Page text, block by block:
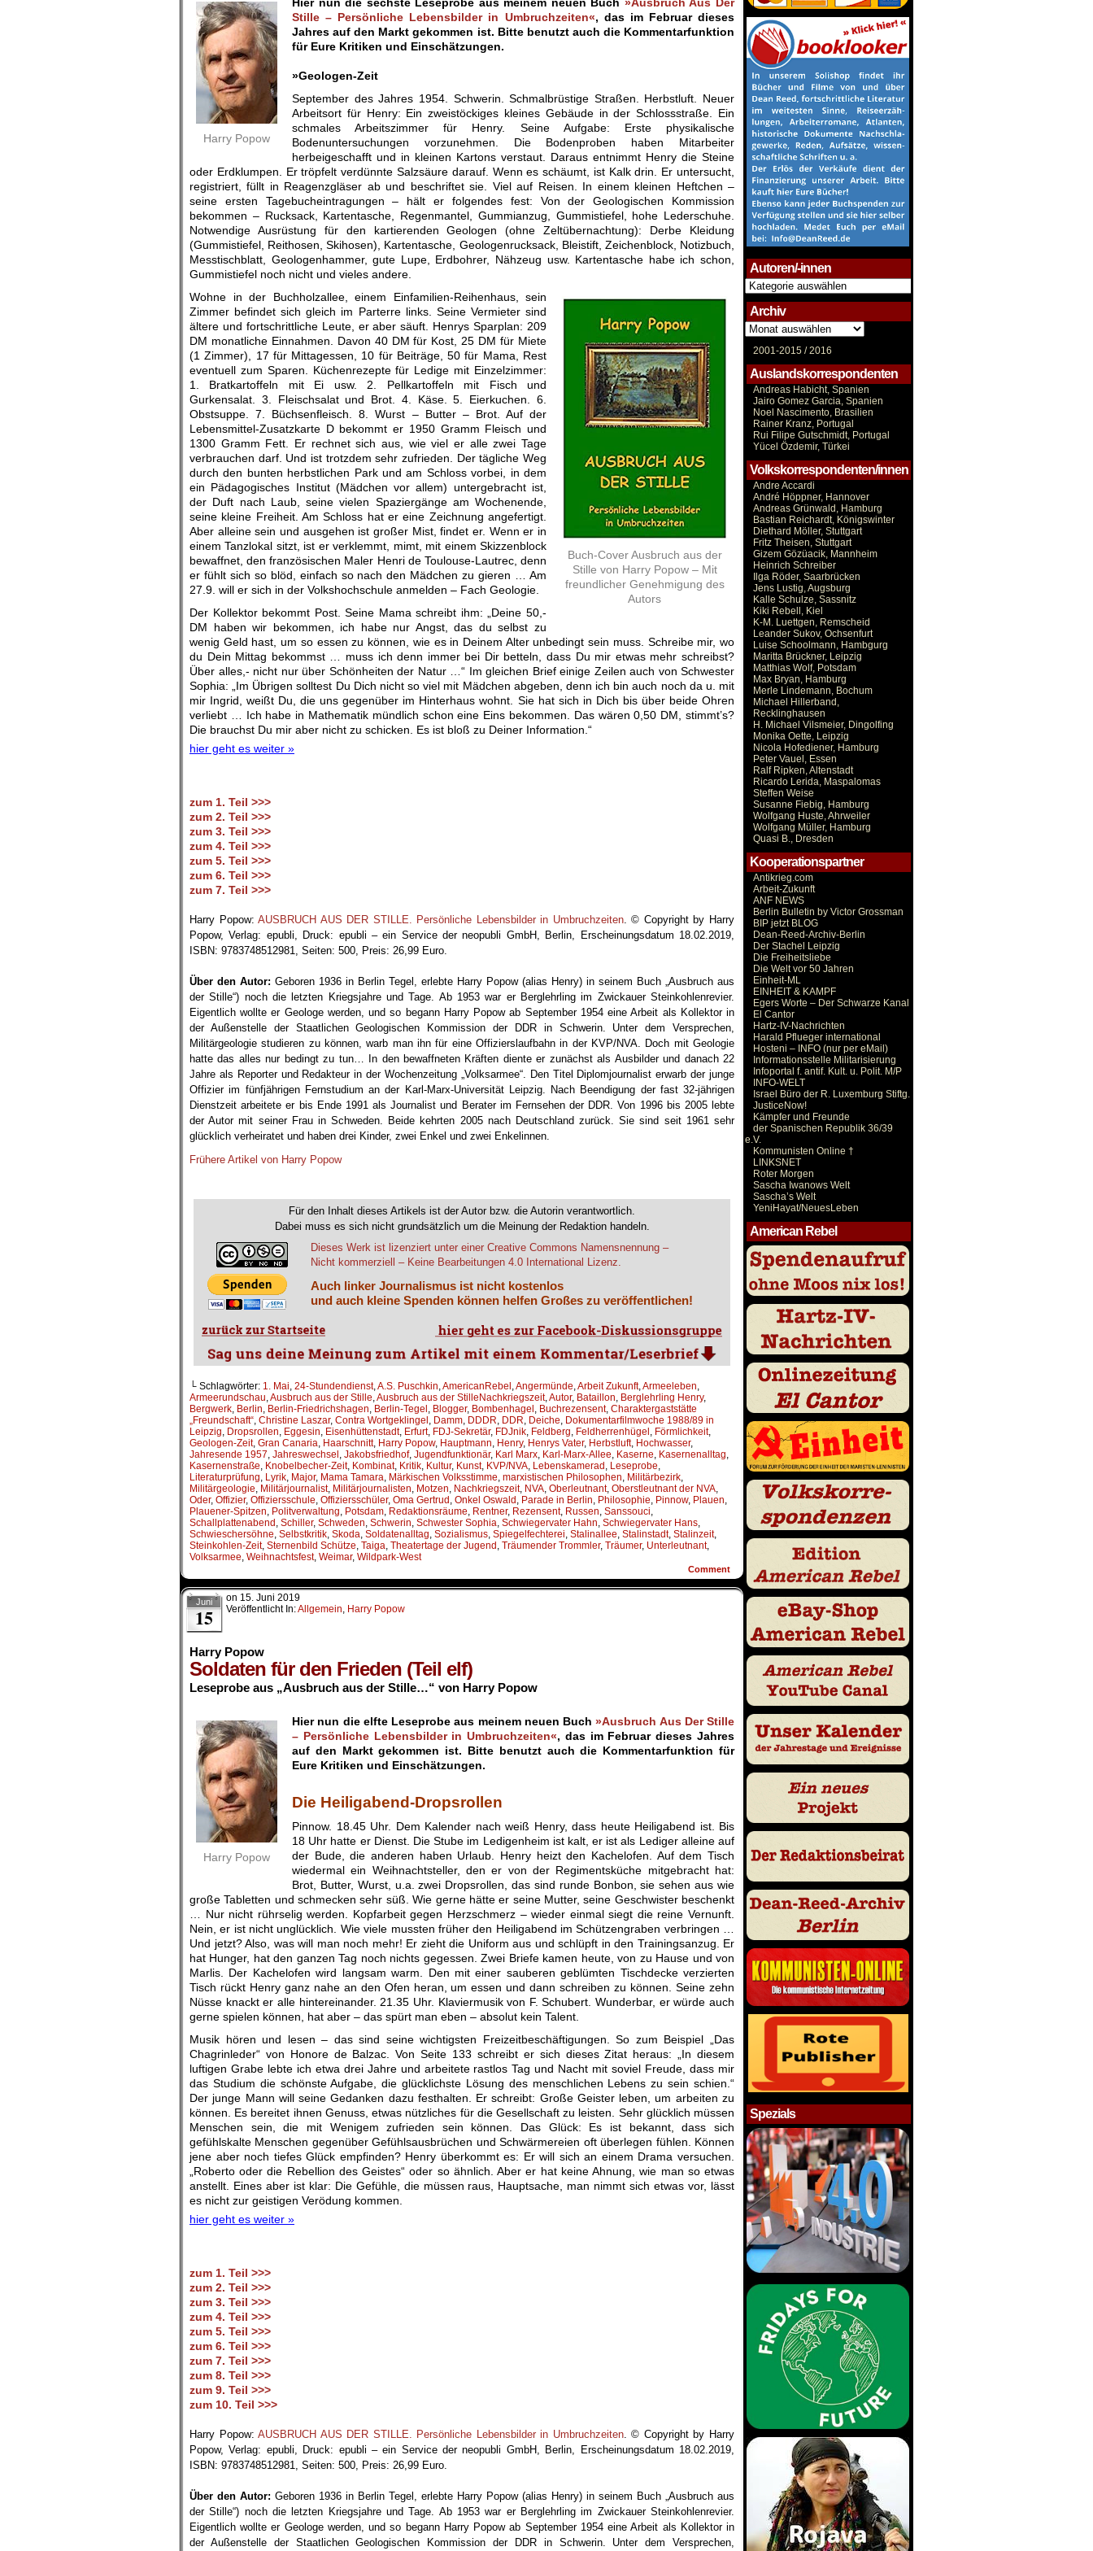
Harry Popow
Stille – Persönliche Lebensbilder in Umbruchzeiten«, das im Februar dieses
Jahres auf den Markt gekommen ist. Bitte benutzt auch die Kommentarfunktion
für Eure Kritiken und Einschätzungen.
»Geologen-Zeit
September des Jahres 1954. Schwerin. Schmalbrüstige Straßen. Herbstluft. Neuer
Arbeitsort für Henry: Ein zweistöckiges kleines Gebäude in der Schlossstraße. Ein
schmales Arbeitszimmer für Henry. Seine Aufgabe: Erste physikalische
Bodenuntersuchungen vorzunehmen. Die Bodenproben haben Mitarbeiter
herbeigeschafft und in kleinen Kartons verstaut. Daraus entnimmt Henry die Steine
oder Erdklumpen. Er tröpfelt verdünnte Salzsäure darauf. Wenn es schäumt, ist Kalk drin. Er untersucht,
registriert, füllt in Reagenzgläser ab und beschriftet sie. Viel auf Reisen. In einem kleinen Heftchen –
seine ersten Tagebucheintragungen – hält er folgendes fest: Von der Geologischen Kommission
bekommen – Rucksack, Kartentasche, Regenmantel, Gummianzug, Gummistiefel, hohe Lederschuhe.
Notwendige Ausrüstung für den kartierenden Geologen (ohne Zeltübernachtung): Derbe Kleidung
(Gummistiefel, Reithosen, Skihosen), Kartentasche, Geologenrucksack, Bleistift, Zeichenblock, Notizbuch,
Messtischblatt, Geologenhammer, gute Lupe, Erdbohrer, Nähzeug usw. Kartentasche habe ich schon,
Gummistiefel noch nicht und vieles andere.
Buch-Cover Ausbruch aus der
Stille von Harry Popow – Mit
freundlicher Genehmigung des
Autors
Wohne in der Buchholzallee, einem Einfamilien-Reihenhaus, sein
Zimmer befindet sich gleich im Parterre links. Seine Vermieter sind
ältere und fortschrittliche Leute, er aber säuft. Henrys Sparplan: 209
DM monatliche Einnahmen. Davon 40 DM für Kost, 25 DM für Miete
(1 Zimmer), 17 für Mittagessen, 10 für Beiträge, 50 für Mama, Rest
eventuell zum Sparen. Küchenrezepte für Ledige mit Einzelzimmer:
1. Bratkartoffeln mit Ei usw. 2. Pellkartoffeln mit Fisch und
Gurkensalat. 3. Fleischsalat und Brot. 4. Käse. 5. Eierkuchen. 6.
Obstsuppe. 7. Büchsenfleisch. 8. Wurst – Butter – Brot. Auf der
Lebensmittel-Zusatzkarte D bekommt er 1950 Gramm Fleisch und
1300 Gramm Fett. Er rechnet sich aus, wie viel er alle zwei Tage
verbrauchen darf. Und ist trotzdem sehr zufrieden. Der tägliche Weg
durch den bunten herbstlichen Park und am Schloss vorbei, in dem
ein Pädagogisches Institut (Mädchen vor allem) untergebracht ist,
der Duft nach Laub, seine vielen Spaziergänge am Wochenende,
seine kleine Freiheit. Am Schloss hat er eine Zeichnung angefertigt.
Aber alleine sein und ausgehen ist großer Mist, findet er. Wenn er in
einem Tanzlokal sitzt, ist er verklemmt, mimt, mit einem Skizzenblock
bewaffnet, den französischen Maler Henri de Toulouse-Lautrec, denn
er fühlt sich so blöd, einfach so nach den Mädchen zu gieren … Am
27.9. will er sich in der Volkshochschule anmelden – Fach Geologie.
Der Kollektor bekommt Post. Seine Mama schreibt ihm: „Deine 50,-
DM haben wir bekommen, ich habe nur Angst, das du selbst zu
wenig Geld hast, um so essen zu können, wie es in Deinem Alter unbedingt sein muss. Schreibe mir, wo
du Dein Mittag bekommst … muss ich denn immer bei Dir betteln, dass Du mir etwas mehr schreibst?
Über alles,- nicht nur über Schönheiten der Natur …“ Im gleichen Brief einige Zeilen auch von Schwester
Sophia: „Im Übrigen solltest Du Dich nicht so viel mit Mädchen abgeben, denn ich bin auch noch da u. mit
mir Ingrid, weißt Du, die uns gegenüber im Hinterhaus wohnt. Sie hat sich in Dich bis über beide Ohren
verliebt … Ich habe in Mathematik mündlich schon eine Eins bekommen. Das wären 0,50 DM, stimmt’s?
Die brauchst Du mir aber nicht zu schicken. Es ist bloß zu Deiner Information.“
hier geht es weiter »
zum 1. Teil >>>
zum 2. Teil >>>
zum 3. Teil >>>
zum 4. Teil >>>
zum 5. Teil >>>
zum 6. Teil >>>
zum 7. Teil >>>
Harry Popow:AUSBRUCH AUS DER STILLE. Persönliche Lebensbilder in Umbruchzeiten. © Copyright by Harry
Popow, Verlag: epubli, Druck: epubli – ein Service der neopubli GmbH, Berlin, Erscheinungsdatum 18.02.2019,
ISBN: 9783748512981, Seiten: 500, Preis: 26,99 Euro.
Über den Autor: Geboren 1936 in Berlin Tegel, erlebte Harry Popow (alias Henry) in seinem Buch „Ausbruch aus
der Stille“) noch die letzten Kriegsjahre und Tage. Ab 1953 war er Berglehrling im Zwickauer Steinkohlenrevier.
Eigentlich wollte er Geologe werden, und so begann Harry Popow ab September 1954 eine Arbeit als Kollektor in
der Außenstelle der Staatlichen Geologischen Kommission der DDR in Schwerin. Unter dem Versprechen,
Militärgeologie studieren zu können, warb man ihn für eine Offizierslaufbahn in der KVP/NVA. Doch mit Geologie
hatte das alles nur bedingt zu tun… In den bewaffneten Kräften diente er zunächst als Ausbilder und danach 22
Jahre als Reporter und Redakteur in der Wochenzeitung „Volksarmee“. Den Titel Diplomjournalist erwarb der junge
Offizier im fünfjährigen Fernstudium an der Karl-Marx-Universität Leipzig. Nach Beendigung der fast 32-jährigen
Dienstzeit arbeitete er bis Ende 1991 als Journalist und Berater im Fernsehen der DDR. Von 1996 bis 2005 lebte
der Autor mit seiner Frau in Schweden. Beide kehrten 2005 nach Deutschland zurück. Sie sind seit 1961 sehr
glücklich verheiratet und haben drei Kinder, zwei Enkel und zwei Enkelinnen.
Frühere Artikel von Harry Popow
Für den Inhalt dieses Artikels ist der Autor bzw. die Autorin verantwortlich.
Dabei muss es sich nicht grundsätzlich um die Meinung der Redaktion handeln.
Dieses Werk ist lizenziert unter einer Creative Commons Namensnennung –
Nicht kommerziell – Keine Bearbeitungen 4.0 International Lizenz.
Auch linker Journalismus ist nicht kostenlos
und auch kleine Spenden können helfen Großes zu veröffentlichen!
└ Schlagwörter: 1. Mai, 24-Stundendienst,A.S. Puschkin,AmericanRebel ,Angermünde,Arbeit Zukunft,Armeeleben,
Armeerundschau,Ausbruch aus der Stille,Ausbruch aus der StilleNachkriegszeit,Autor, Bataillon, Berglehrling Henry,
Bergwerk, Berlin, Berlin-Friedrichshagen, Berlin-Tegel , Blogger, Bombenhagel , Buchrezensent, Charaktergaststätte
„Freundschaft“, Christine Laszar, Contra Wortgeklingel , Damm, DDDR, DDR, Deiche, Dokumentarfilmwoche 1988/89 in
Leipzig, Dropsrollen, Eggesin, Eisenhüttenstadt, Erfurt, FDJ-Sekretär, FDJnik, Feldberg, Feldherrenhügel , Förmlichkeit,
Geologen-Zeit, Gran Canaria, Haarschnitt, Harry Popow, Hauptmann, Henry, Henrys Vater, Herbstluft, Hochwasser,
Jahresende 1957, Jahreswechsel , Jakobsfriedhof, Jugendfunktionär, Karl Marx, Karl-Marx-Allee, Kaserne, Kasernenalltag,
Kasernenstraße, Knobelbecher-Zeit, Kombinat, Kritik, Kultur, Kunst, KVP/NVA, Lebenskamerad , Leseprobe,
Literaturprüfung, Lyrik, Major, Mama Tamara, Märkischen Volksstimme, marxistischen Philosophen, Militärbezirk,
Militärgeologie, Militärjournalist, Militärjournalisten, Motzen, Nachkriegszeit, NVA, Oberleutnant, Oberstleutnant der NVA,
Oder, Offizier, Offiziersschule, Offiziersschüler, Oma Gertrud , Onkel Oswald , Parade in Berlin, Philosophie, Pinnow, Plauen,
Plauener-Spitzen, Politverwaltung, Potsdam, Redaktionsräume, Rentner, Rezensent, Russen, Sanssouci,
Schallplattenabend , Schiller, Schweden, Schwerin, Schwester Sophia, Schwiegervater Hahn, Schwiegervater Hans,
Schwieschersöhne, Selbstkritik, Skoda, Soldatenalltag, Sozialismus, Spiegelfechterei, Stalinallee, Stalinstadt, Stalinzeit,
Steinkohlen-Zeit, Sternenbild Schütze, Taiga, Theatertage der Jugend , Träumender Trommler, Träumer, Unterleutnant,
Volksarmee, Weihnachtsfest, Weimar, Wildpark-West
Comment
Juni
15
on 15. Juni 2019
Veröffentlicht In:Allgemein, Harry Popow
Harry Popow
Soldaten für den Frieden (Teil elf)
Leseprobe aus „Ausbruch aus der Stille…“ von Harry Popow
Harry Popow
Hier nun die elfte Leseprobe aus meinem neuen Buch»Ausbruch Aus Der Stille
– Persönliche Lebensbilder in Umbruchzeiten«, das im Februar dieses Jahres
auf den Markt gekommen ist. Bitte benutzt auch die Kommentarfunktion für
Eure Kritiken und Einschätzungen.
Die Heiligabend-Dropsrollen
Pinnow. 18.45 Uhr. Dem Kalender nach weiß Henry, dass heute Heiligabend ist. Bis
18 Uhr hatte er Dienst. Die Stube im Ledigenheim ist kalt, er ist als Lediger alleine auf
der Bude, die anderen haben Urlaub. Henry heizt den Kachelofen. Auf dem Tisch
wiedermal ein Weihnachtsteller, den er von der Regimentsküche mitgebracht hat:
Brot, Butter, Wurst, u.a. zwei Dropsrollen, das sind runde Bonbon, sie sehen aus wie
große Tabletten und schmecken sehr süß. Wie gerne hätte er seine Mutter, seine Geschwister beschenkt
… Nur nicht rührselig werden. Kopfarbeit gegen Herzschmerz – wieder einmal siegt die reine Vernunft.
Nein, er ist nicht unglücklich. Wie viele mussten früher den Heiligabend im Schützengraben verbringen …
Und jetzt? Also, was will man noch mehr! Er zieht die Uniform aus und schlüpft in den Trainingsanzug. Er
hat Hunger, hat den ganzen Tag noch nichts gegessen. Zwei Briefe kamen heute, von zu Hause und von
Marlis. Der Kachelofen wird langsam warm. Den mit einer sauberen geblümten Tischdecke verzierten
Tisch rückt Henry ganz nahe an den Ofen heran, um essen und dann schreiben zu können. Seine zehn
Nüsse knackt er alle hintereinander. 21.35 Uhr. Klaviermusik von F. Schubert. Wunderbar, er würde auch
gerne spielen können, hat aber – das spürt man eben – absolut kein Talent.
Musik hören und lesen – das sind seine wichtigsten Freizeitbeschäftigungen. So zum Beispiel „Das
Chagrinleder“ von Honore de Balzac. Von Seite 133 schreibt er sich dieses Zitat heraus: „In diesem
luftigen Grabe lebte ich etwa drei Jahre und arbeitete rastlos Tag und Nacht mit soviel Freude, dass mir
das Studium die schönste Aufgabe, die glücklichste Lösung des menschlichen Lebens zu sein schien.“
Der junge Mann will seine Gedanken dazu festhalten. Er schreibt: Große Geister leben, um arbeiten zu
können. Es bereitet ihnen Genuss, etwas nützliches für die Gesellschaft zu leisten. Sehr glücklich müssen
Menschen sein, die mit Wenigem zufrieden sein können. Das Glück: Es ist bekannt, dass sich
gefühlskalte Menschen gegenüber Gefühlsausbrüchen und Schwärmereien oft überlegen fühlen. Können
jene aber noch tiefes Glück empfinden? Henry überkommt es: Er will sich an einem Drama versuchen.
„Roberto oder die Rebellion des Geistes“ oder so ähnlich. Aber er hat keine Ahnung, wie man so etwas
anstellt. Eines aber ist klar: Die Gefühle, die müssen raus, Hauptsache, man nimmt sich etwas vor, lässt
es nicht zur geistigen Verödung kommen.
hier geht es weiter »
zum 1. Teil >>>
zum 2. Teil >>>
zum 3. Teil >>>
zum 4. Teil >>>
zum 5. Teil >>>
zum 6. Teil >>>
zum 7. Teil >>>
zum 8. Teil >>>
zum 9. Teil >>>
zum 10. Teil >>>
Harry Popow:AUSBRUCH AUS DER STILLE. Persönliche Lebensbilder in Umbruchzeiten. © Copyright by Harry
Popow, Verlag: epubli, Druck: epubli – ein Service der neopubli GmbH, Berlin, Erscheinungsdatum 18.02.2019,
ISBN: 9783748512981, Seiten: 500, Preis: 26,99 Euro.
Über den Autor: Geboren 1936 in Berlin Tegel, erlebte Harry Popow (alias Henry) in seinem Buch „Ausbruch aus
der Stille“) noch die letzten Kriegsjahre und Tage. Ab 1953 war er Berglehrling im Zwickauer Steinkohlenrevier.
Eigentlich wollte er Geologe werden, und so begann Harry Popow ab September 1954 eine Arbeit als Kollektor in
der Außenstelle der Staatlichen Geologischen Kommission der DDR in Schwerin. Unter dem Versprechen,
Autoren/-innen
Autoren/-
innen
Archiv
Archiv
2001-2015 /2016
Auslandskorrespondenten
Andreas Habicht, Spanien
Jairo Gomez Garcia, Spanien
Noel Nascimento, Brasilien
Rainer Kranz, Portugal
Rui Filipe Gutschmidt, Portugal
Yücel Özdemir, Türkei
Volkskorrespondenten/innen
Andre Accardi
André Höppner, Hannover
Andreas Grünwald, Hamburg
Bastian Reichardt, Königswinter
Diethard Möller, Stuttgart
Fritz Theisen, Stuttgart
Gizem Gözüacik, Mannheim
Heinrich Schreiber
Ilga Röder, Saarbrücken
Jens Lustig, Augsburg
Kalle Schulze, Sassnitz
Kiki Rebell, Kiel
K-M. Luettgen, Remscheid
Leander Sukov, Ochsenfurt
Luise Schoolmann, Hambgurg
Maritta Brückner, Leipzig
Matthias Wolf, Potsdam
Max Bryan, Hamburg
Merle Lindemann, Bochum
Michael Hillerband,
Recklinghausen
H. Michael Vilsmeier, Dingolfing
Monika Oette, Leipzig
Nicola Hofediener, Hamburg
Peter Vauel, Essen
Ralf Ripken, Altenstadt
Ricardo Lerida, Maspalomas
Steffen Weise
Susanne Fiebig, Hamburg
Wolfgang Huste, Ahrweiler
Wolfgang Müller, Hamburg
Quasi B., Dresden
Kooperationspartner
Antikrieg.com
Arbeit-Zukunft
ANF NEWS
Berlin Bulletin by Victor Grossman
BIP jetzt BLOG
Dean-Reed-Archiv-Berlin
Der Stachel Leipzig
Die Freiheitsliebe
Die Welt vor 50 Jahren
Einheit-ML
EINHEIT & KAMPF
Egers Worte – Der Schwarze Kanal
El Cantor
Hartz-IV-Nachrichten
Harald Pflueger international
Hosteni – INFO (nur per eMail)
Informationsstelle Militarisierung
Infoportal f. antif. Kult. u. Polit. M/P
INFO-WELT
Israel Büro der R. Luxemburg Stiftg.
JusticeNow!
Kämpfer und Freunde
der Spanischen Republik 36/39
e.V.
Kommunisten Online †
LINKSNET
Roter Morgen
Sascha Iwanows Welt
Sascha’s Welt
YeniHayat/NeuesLeben
American Rebel
Spezials